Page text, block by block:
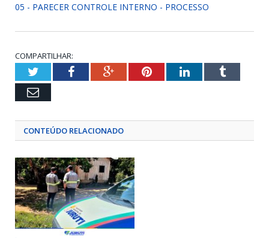
05 - PARECER CONTROLE INTERNO - PROCESSO
COMPARTILHAR:
TwitterFacebookGoogle+PinterestLinkedInTumblr
Email
CONTEÚDO RELACIONADO